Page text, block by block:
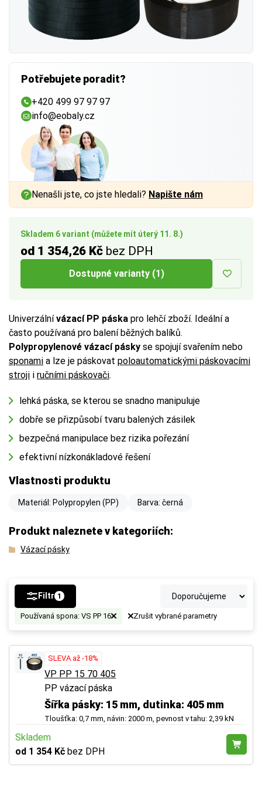
Skladem 6 variant (můžete mít úterý 11. 8.)
od 1 354,26 Kč bez DPH
Dostupné varianty (1)
Univerzálnívázací PP páska pro lehčí zboží. Ideální a
často používaná pro balení běžných balíků.
Polypropylenové vázací pásky se spojují svařením nebo
sponami a lze je páskovat poloautomatickými páskovacími
stroji i ručními páskovači.
lehká páska, se kterou se snadno manipuluje
dobře se přizpůsobí tvaru balených zásilek
bezpečná manipulace bez rizika pořezání
efektivní nízkonákladové řešení
Vlastnosti produktu
Materiál: Polypropylen (PP) Barva: černá
Produkt naleznete v kategoriích:
Vázací pásky
Potřebujete poradit?
+420 499 97 97 97
info@eobaly.cz
Nenašli jste, co jste hledali? Napište nám
Filtr 1
Používaná spona: VS PP 16 Zrušit vybrané parametry
SLEVA až -18%
VP PP 15 70 405
PP vázací páska
Šířka pásky: 15 mm, dutinka: 405 mm
Tloušťka: 0,7 mm, návin: 2000 m, pevnost v tahu: 2,39 kN
Skladem
od 1 354 Kč bez DPH